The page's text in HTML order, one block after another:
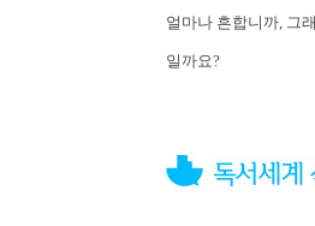
얼마나 흔합니까, 그
일까요?